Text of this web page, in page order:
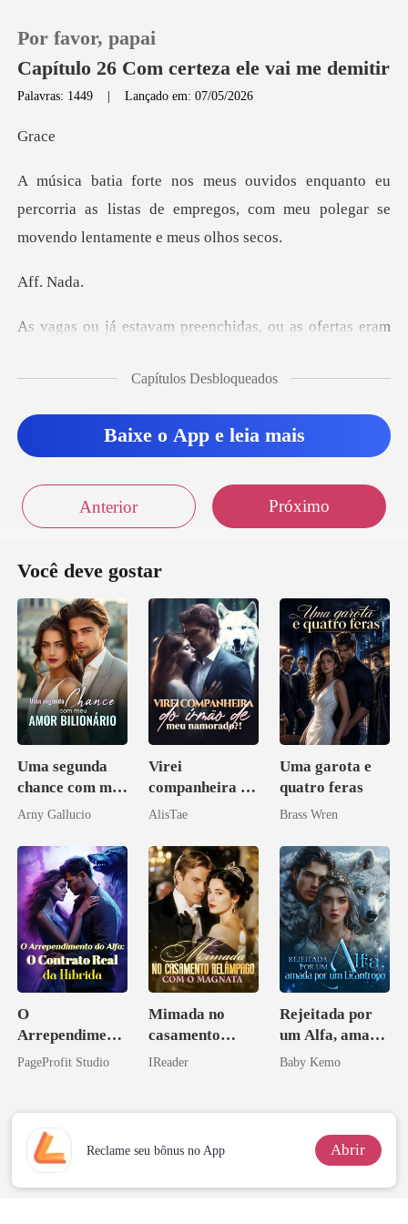
Loja
Histórico
Por favor, papai
Capítulo 26 Com certeza ele vai me demitir
Palavras: 1449 |Lançado em: 07/05/2026
r
eu
percorria as listas de empregos, com meu pol
. N
fertas eram
piro, passei a mã
Capítulos Desbloqueados
Baixe o App e leia mais
Anterior Próximo
Você deve gostar
Uma segunda
chance com meu
amor bilionário
Arny Gallucio
Virei
companheira do
irmão de meu
AlisTae
Uma garota e
quatro feras
Brass Wren
O
Arrependiment
o do Alfa: O
PageProfit Studio
Mimada no
casamento
relâmpago com
IReader
Rejeitada por
um Alfa, amada
por um
Baby Kemo
Reclame seu bônus no App Abrir